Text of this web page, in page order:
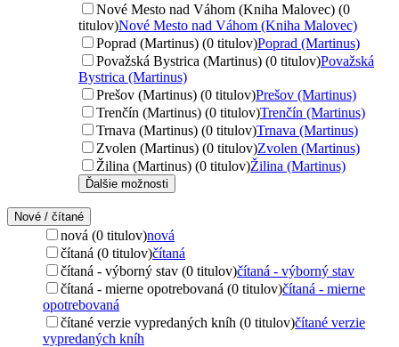
Nové Mesto nad Váhom (Kniha Malovec) (0
titulov)Nové Mesto nad Váhom (Kniha Malovec)
Poprad (Martinus) (0 titulov)Poprad (Martinus)
Považská Bystrica (Martinus) (0 titulov)Považská
Bystrica (Martinus)
Prešov (Martinus) (0 titulov)Prešov (Martinus)
Trenčín (Martinus) (0 titulov)Trenčín (Martinus)
Trnava (Martinus) (0 titulov)Trnava (Martinus)
Zvolen (Martinus) (0 titulov)Zvolen (Martinus)
Žilina (Martinus) (0 titulov)Žilina (Martinus)
Ďalšie možnosti
Nové / čítané
nová (0 titulov)nová
čítaná (0 titulov)čítaná
čítaná - výborný stav (0 titulov)čítaná - výborný stav
čítaná - mierne opotrebovaná (0 titulov)čítaná - mierne
opotrebovaná
čítané verzie vypredaných kníh (0 titulov)čítané verzie
vypredaných kníh